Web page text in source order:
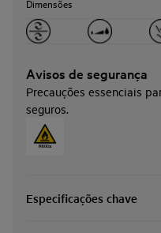
Avisos de segurança
Precauções essenciais
seguros.
Especificações chave